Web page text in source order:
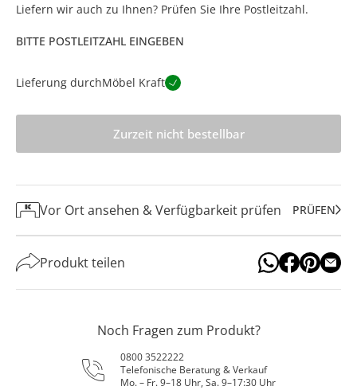
Liefern wir auch zu Ihnen? Prüfen Sie Ihre Postleitzahl.
BITTE POSTLEITZAHL EINGEBEN
Lieferung durchMöbel Kraft
Zurzeit nicht bestellbar
Vor Ort ansehen & Verfügbarkeit prüfen PRÜFEN
Produkt teilen
Noch Fragen zum Produkt?
0800 3522222
Telefonische Beratung & Verkauf
Mo. – Fr. 9–18 Uhr, Sa. 9–17:30 Uhr